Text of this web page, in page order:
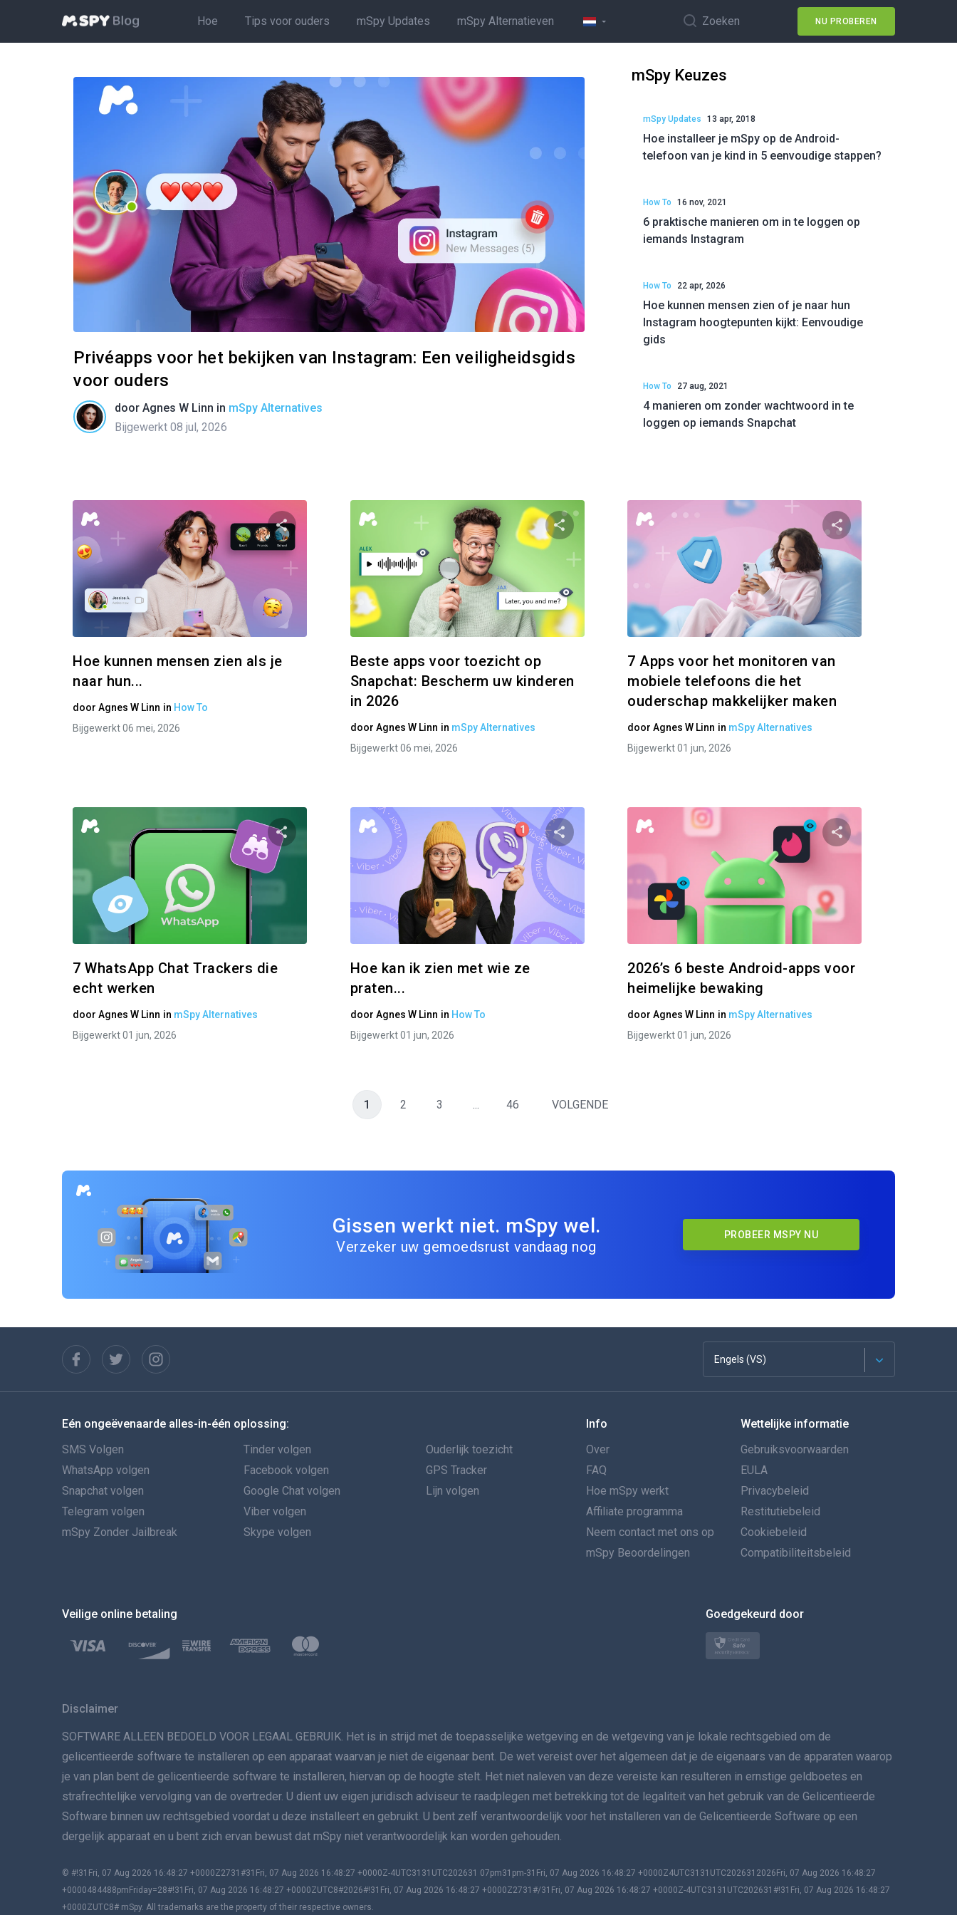
Hoe Tips voor ouders mSpy Updates mSpy Alternatieven Zoeken NU PROBEREN
Privéapps voor het bekijken van Instagram: Een veiligheidsgids
voor ouders
door Agnes W Linn in mSpy Alternatives
Bijgewerkt 08 jul, 2026
mSpy Keuzes
mSpy Updates 13 apr, 2018
Hoe installeer je mSpy op de Android-
telefoon van je kind in 5 eenvoudige stappen?
How To 16 nov, 2021
6 praktische manieren om in te loggen op
iemands Instagram
How To 22 apr, 2026
Hoe kunnen mensen zien of je naar hun
Instagram hoogtepunten kijkt: Eenvoudige
gids
How To 27 aug, 2021
4 manieren om zonder wachtwoord in te
loggen op iemands Snapchat
Partager
Twitter Facebook Link kopiëren
Hoe kunnen mensen zien als je
naar hun...
doorAgnes W Linn in How To
Bijgewerkt 06 mei, 2026
Partager
Twitter Facebook Link kopiëren
Beste apps voor toezicht op
Snapchat: Bescherm uw kinderen
in 2026
door Agnes W Linn in mSpy Alternatives
Bijgewerkt 06 mei, 2026
Twitter
7 Apps voor het monitoren van
mobiele telefoons die het
ouderschap makkelijker maken
doorAgnes W Linn in mSpy Alternatives
Bijgewerkt 01 jun, 2026
Partager
Link kopiëren
7 WhatsApp Chat Trackers die
echt werken
doorAgnes W Linn in mSpy Alternatives
Bijgewerkt 01 jun, 2026
Partager
Twitter Link kopiëren
Hoe kan ik zien met wie ze
praten...
door Agnes W Linn in How To
Bijgewerkt 01 jun, 2026
2026’s 6 beste Android-apps voor
heimelijke bewaking
doorAgnes W Linn in mSpy Alternatives
Bijgewerkt 01 jun, 2026
1 2 3 ... 46 VOLGENDE
Gissen werkt niet. mSpy wel.
Verzeker uw gemoedsrust vandaag nog
PROBEER MSPY NU
Engels (VS)
Français
Español
Portugees
Italiano
Türkçe
Norsk
Svenska
VERSPREIDINGทย
Dansk
Eén ongeëvenaarde alles-in-één oplossing:
SMS Volgen
WhatsApp volgen
Snapchat volgen
Telegram volgen
mSpy Zonder Jailbreak
Tinder volgen
Facebook volgen
Google Chat volgen
Viber volgen
Skype volgen
Ouderlijk toezicht
GPS Tracker
Lijn volgen
Info
Over
FAQ
Hoe mSpy werkt
Affiliate programma
Neem contact met ons op
mSpy Beoordelingen
Wettelijke informatie
Gebruiksvoorwaarden
EULA
Privacybeleid
Restitutiebeleid
Cookiebeleid
Compatibiliteitsbeleid
Veilige online betaling Goedgekeurd door
Disclaimer
SOFTWARE ALLEEN BEDOELD VOOR LEGAAL GEBRUIK. Het is in strijd met de toepasselijke wetgeving en de wetgeving van je lokale rechtsgebied om de
gelicentieerde software te installeren op een apparaat waarvan je niet de eigenaar bent. De wet vereist over het algemeen dat je de eigenaars van de apparaten waarop
je van plan bent de gelicentieerde software te installeren, hiervan op de hoogte stelt. Het niet naleven van deze vereiste kan resulteren in ernstige geldboetes en
strafrechtelijke vervolging van de overtreder. U dient uw eigen juridisch adviseur te raadplegen met betrekking tot de legaliteit van het gebruik van de Gelicentieerde
Software binnen uw rechtsgebied voordat u deze installeert en gebruikt. U bent zelf verantwoordelijk voor het installeren van de Gelicentieerde Software op een
dergelijk apparaat en u bent zich ervan bewust dat mSpy niet verantwoordelijk kan worden gehouden.
© #!31Fri, 07 Aug 2026 16:48:27 +0000Z2731#31Fri, 07 Aug 2026 16:48:27 +0000Z-4UTC3131UTC202631 07pm31pm-31Fri, 07 Aug 2026 16:48:27 +0000Z4UTC3131UTC2026312026Fri, 07 Aug 2026 16:48:27
+0000484488pmFriday=28#!31Fri, 07 Aug 2026 16:48:27 +0000ZUTC8#2026#!31Fri, 07 Aug 2026 16:48:27 +0000Z2731#/31Fri, 07 Aug 2026 16:48:27 +0000Z-4UTC3131UTC202631#!31Fri, 07 Aug 2026 16:48:27
+0000ZUTC8# mSpy. All trademarks are the property of their respective owners.